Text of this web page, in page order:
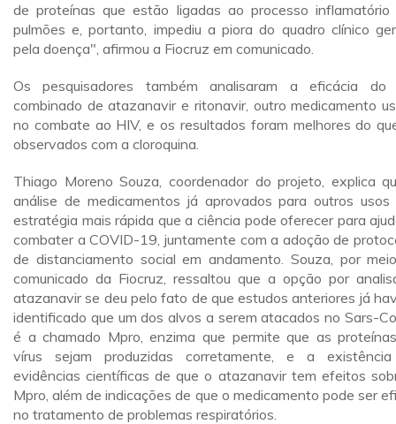
de proteínas que estão ligadas ao processo inflamatório
pulmões e, portanto, impediu a piora do quadro clínico
pela doença", afirmou a Fiocruz em comunicado.
Os pesquisadores também analisaram a eficácia do
combinado de atazanavir e ritonavir, outro medicamento
no combate ao HIV, e os resultados foram melhores do
observados com a cloroquina.
Thiago Moreno Souza, coordenador do projeto, explica
análise de medicamentos já aprovados para outros
estratégia mais rápida que a ciência pode oferecer para
combater a COVID-19, juntamente com a adoção de
de distanciamento social em andamento. Souza, por
comunicado da Fiocruz, ressaltou que a opção por
atazanavir se deu pelo fato de que estudos anteriores já
identificado que um dos alvos a serem atacados no Sars-
é a chamado Mpro, enzima que permite que as
vírus sejam produzidas corretamente, e a
evidências científicas de que o atazanavir tem efeitos
Mpro, além de indicações de que o medicamento pode ser
no tratamento de problemas respiratórios.